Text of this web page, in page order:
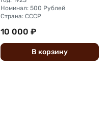
Номинал: 500 Рублей
Страна: СССР
10 000 ₽
В корзину